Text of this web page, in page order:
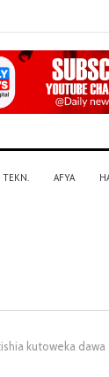
TEKN. AFYA
kutoweka dawa